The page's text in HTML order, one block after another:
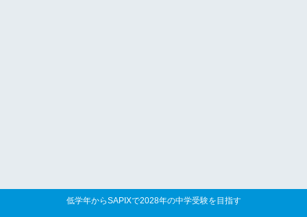
低学年からSAPIXで2028年の中学受験を目指す